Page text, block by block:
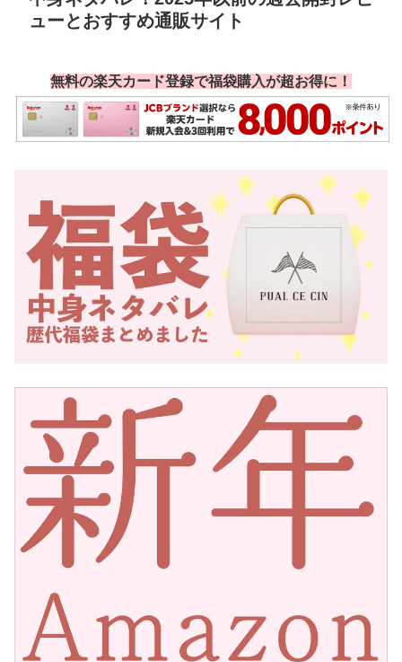
ューとおすすめ通販サイト
無料の楽天カード登録で福袋購入が超お得に！